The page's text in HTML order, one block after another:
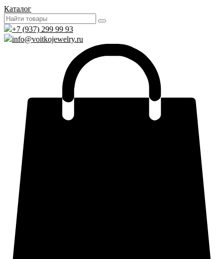
Каталог
+7 (937) 299 99 93
info@voitkojewelry.ru